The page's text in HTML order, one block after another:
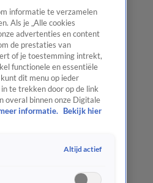
informatie te verzamelen
Als je „Alle cookies
advertenties en content
de prestaties van
of je toestemming intrekt,
functionele en essentiële
dit menu op ieder
te trekken door op de link
overal binnen onze Digitale
informatie.
Bekijk hier
Altijd actief